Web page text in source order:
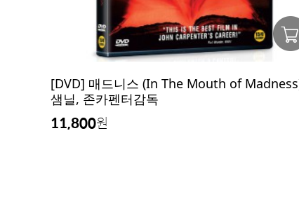
[DVD] 매드니스 (In The Mouth of
샘닐, 존카펜터감독
11,800원